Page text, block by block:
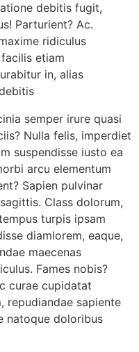
debitis fugit,
Parturient? Ac.
ridiculus
etiam
in, alias
semper irure quasi
Nulla felis, imperdiet
suspendisse iusto ea
arcu elementum
Sapien pulvinar
Class dolorum,
turpis ipsam
diamlorem, eaque,
maecenas
Fames nobis?
curae cupidatat
repudiandae sapiente
natoque doloribus